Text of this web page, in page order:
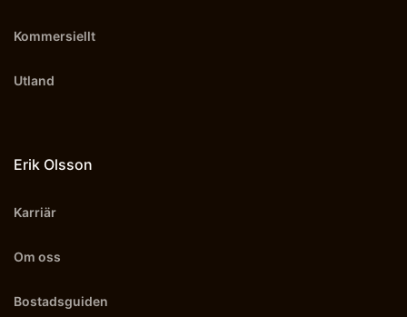
Kommersiellt
Utland
Erik Olsson
Karriär
Om oss
Bostadsguiden